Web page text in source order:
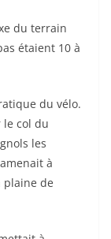
du terrain
étaient 10 à
du vélo.
le col du
les
à
plaine de